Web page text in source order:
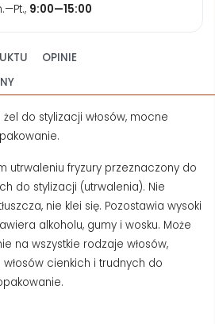
9:00—15:00
OPINIE
żel do stylizacji włosów, mocne
utrwaleniu fryzury przeznaczony do
do stylizacji (utrwalenia). Nie
nie klei się. Pozostawia wysoki
alkoholu, gumy i wosku. Może
na wszystkie rodzaje włosów,
cienkich i trudnych do